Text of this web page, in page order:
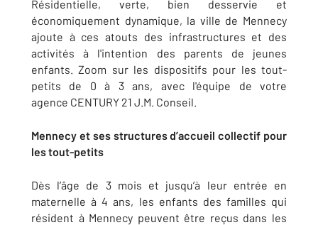
Résidentielle, verte, bien desservie et
économiquement dynamique, la ville de Mennecy
ajoute à ces atouts des infrastructures et des
activités à l'intention des parents de jeunes
enfants. Zoom sur les dispositifs pour les tout-
petits de 0 à 3 ans, avec l'équipe de votre
agence CENTURY 21 J.M. Conseil.
Mennecy et ses structures d’accueil collectif pour
les tout-petits
Dès l’âge de 3 mois et jusqu’à leur entrée en
maternelle à 4 ans, les enfants des familles qui
résident à Mennecy peuvent être reçus dans les